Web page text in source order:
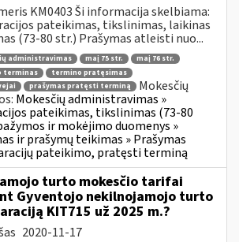
KM0403 Ši informacija skelbiama:
pateikimas, tikslinimas, laikinas
(73-80 str.) Prašymas atleisti nuo...
administravimas maį 75 str.
maį 76 str.
terminas
termino pratęsimas
prašymas pratęsti terminą
Mokesčių
Mokesčių administravimas »
pateikimas, tikslinimas (73-80
ir mokėjimo duomenys »
ir prašymų teikimas » Prašymas
pateikimo, pratęsti terminą
turto mokesčio tarifai
Gyventojo nekilnojamojo turto
KIT715 už 2025 m.?
2020-11-17